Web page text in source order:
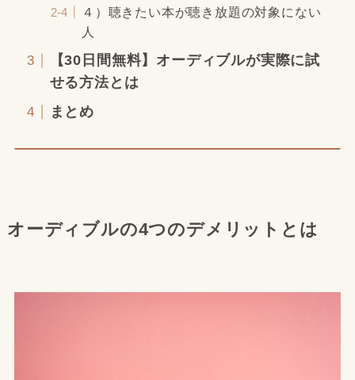
４）聴きたい本が聴き放題の対象にない
人
【30日間無料】オーディブルが実際に試
せる方法とは
まとめ
オーディブルの4つのデメリットとは